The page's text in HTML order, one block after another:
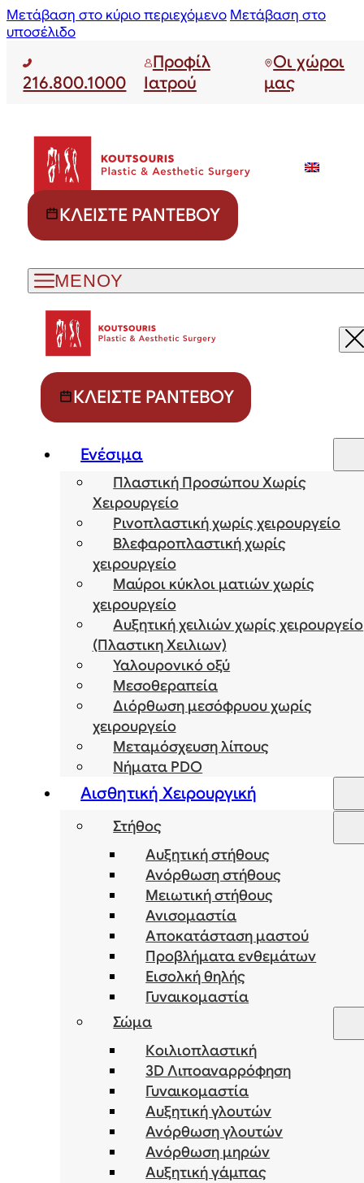
Μετάβαση στο κύριο περιεχόμενο Μετάβαση στο
υποσέλιδο
216.800.1000
Προφίλ
Ιατρού
Οι χώροι
μας
ΚΛΕΊΣΤΕ ΡΑΝΤΕΒΟΎ
ΚΛΕΊΣΤΕ ΡΑΝΤΕΒΟΎ
Ενέσιμα
Πλαστική Προσώπου Χωρίς
Χειρουργείο
Ρινοπλαστική χωρίς χειρουργείο
Βλεφαροπλαστική χωρίς
χειρουργείο
Μαύροι κύκλοι ματιών χωρίς
χειρουργείο
Αυξητική χειλιών χωρίς χειρουργείο
(Πλαστικη Χειλιων)
Υαλουρονικό οξύ
Μεσοθεραπεία
Διόρθωση μεσόφρυου χωρίς
χειρουργείο
Μεταμόσχευση λίπους
Νήματα PDO
Αισθητική Χειρουργική
Στήθος
Αυξητική στήθους
Ανόρθωση στήθους
Μειωτική στήθους
Ανισομαστία
Αποκατάσταση μαστού
Προβλήματα ενθεμάτων
Εισολκή θηλής
Γυναικομαστία
Σώμα
Κοιλιοπλαστική
3D Λιποαναρρόφηση
Γυναικομαστία
Αυξητική γλουτών
Ανόρθωση γλουτών
Ανόρθωση μηρών
Αυξητική γάμπας